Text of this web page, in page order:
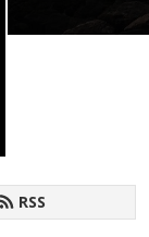
RSS